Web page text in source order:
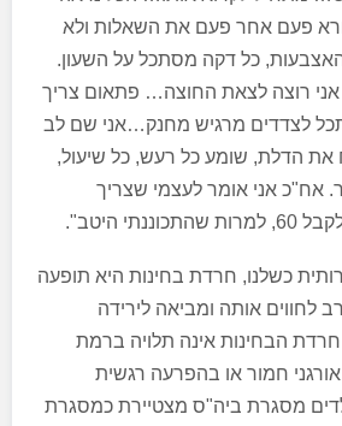
פעם אחר פעם את השאלות ולא
האצבעות, כל דקה מסתכל על השעון.
אני רוצה לצאת החוצה… פתאום צריך
לצדדים מרגיש מחנק…אני שם לב
את הדלת, שומע כל רעש, כל שיעול,
אח"כ אני אומר לעצמי שצריך
היטב".
כשלנו, חרדת בחינות היא תופעה
לחווים אותה ומביאה לירידה
חרדת הבחינות אינה תלויה ברמת
אורגני חמור או בהפרעה רגשית
מסגרת ביה"ס מצטיירת כמסגרת